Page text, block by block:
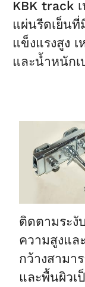
KBK track
แผ่นรีดเย็นที่
แข็งแรงสูง เ
และน้ำหนักเ
ติดตามระงั
ความสูงแล
กว้างสามา
และพื้นผิวเ